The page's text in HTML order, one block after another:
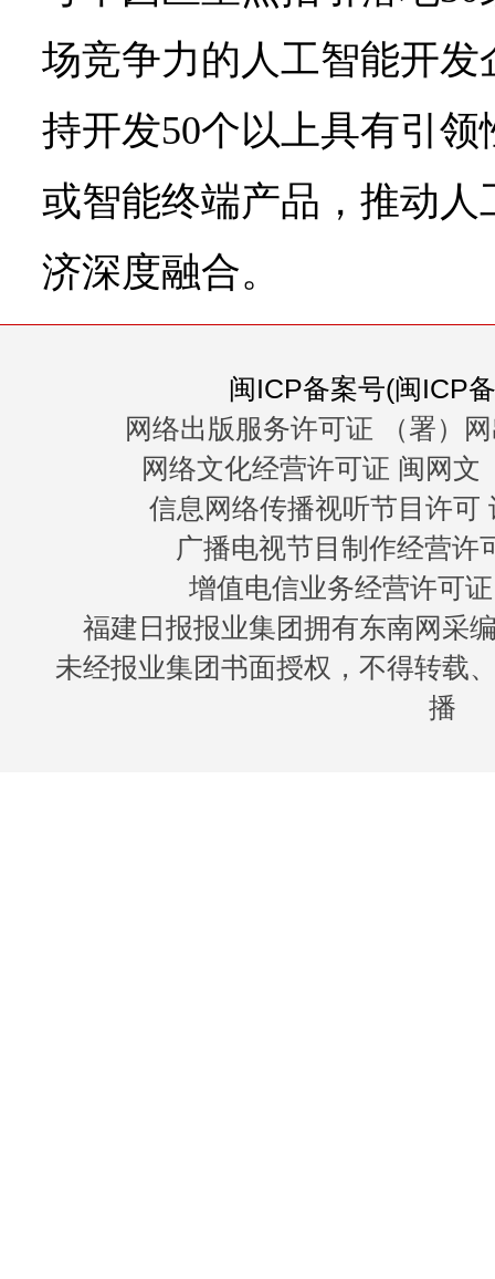
场竞争力的人工智能开
持开发50个以上具有引
或智能终端产品，推动
济深度融合。
闽ICP备案号(闽ICP
网络出版服务许可证 （署）
网络文化经营许可证 闽网文
信息网络传播视听节目许可
广播电视节目制作经营许
增值电信业务经营许可
福建日报报业集团拥有东南网采
未经报业集团书面授权，不得转载
播